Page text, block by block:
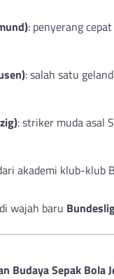
: penyerang
: salah satu
: striker muda asal
akademi klub-klub
wajah baru
Budaya Sepak Bola